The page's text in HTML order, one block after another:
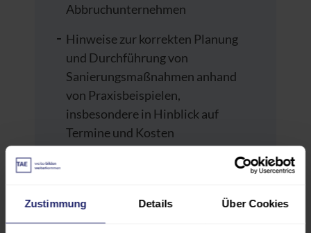
Zustimmung Details Über Cookies
Abbruchunternehmen
Hinweise zur korrekten Planung
und Durchführung von
Sanierungsmaßnahmen anhand
von Praxisbeispielen,
insbesondere in Hinblick auf
Termine und Kosten
Das Seminar ist gemäß der
Weiterbildungsordnung der